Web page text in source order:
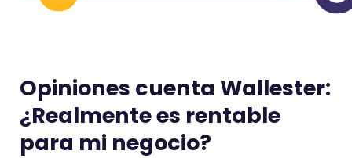
Opiniones cuenta Wallester:
¿Realmente es rentable
para mi negocio?